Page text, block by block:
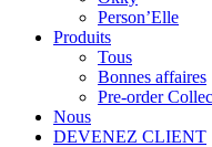
Person’Elle
Produits
Tous
Bonnes affaires
Pre-order
Nous
DEVENEZ CLIENT